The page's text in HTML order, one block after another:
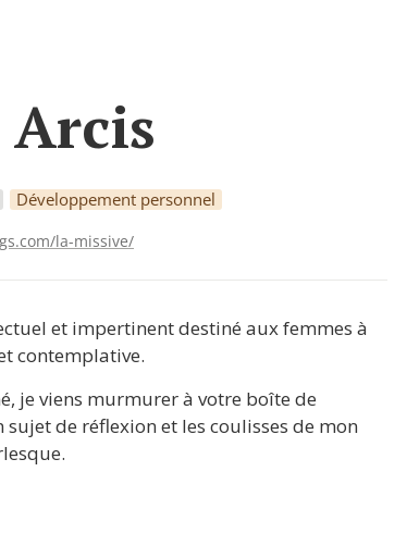
Développement personnel
la-missive/
et impertinent destiné aux femmes à
contemplative.
je viens murmurer à votre boîte de
de réflexion et les coulisses de mon